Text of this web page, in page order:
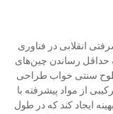
انقلابی در فناوری
رساندن چین‌های
سنتی خواب طراحی
از مواد پیشرفته با
ایجاد کند که در طول